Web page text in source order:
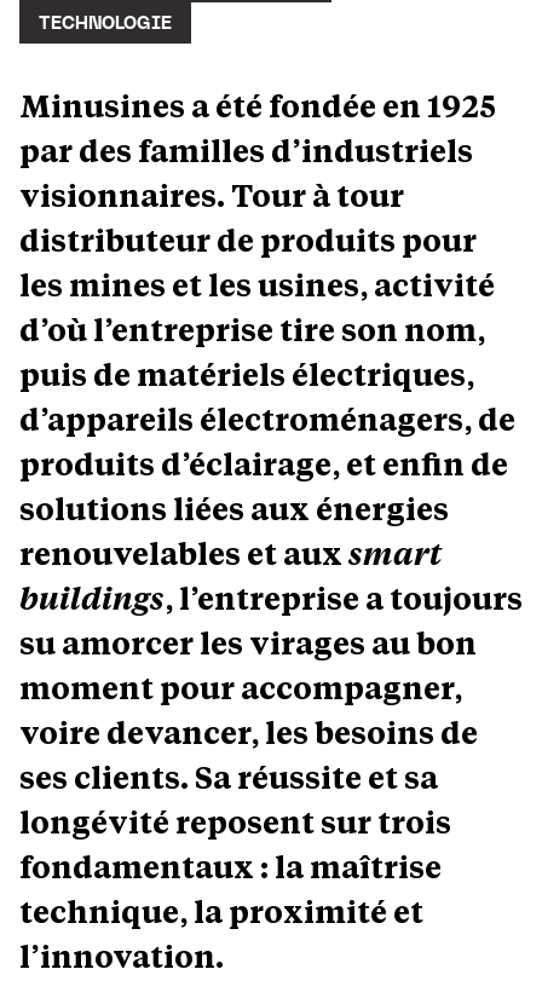
TECHNOLOGIE
Minusines a été fondée en 1925
par des familles d’industriels
visionnaires. Tour à tour
distributeur de produits pour
les mines et les usines, activité
d’où l’entreprise tire son nom,
puis de matériels électriques,
d’appareils électroménagers, de
produits d’éclairage, et enfin de
solutions liées aux énergies
renouvelables et auxsmart
buildings, l’entreprise a toujours
su amorcer les virages au bon
moment pour accompagner,
voire devancer, les besoins de
ses clients. Sa réussite et sa
longévité reposent sur trois
fondamentaux : la maîtrise
technique, la proximité et
l’innovation.